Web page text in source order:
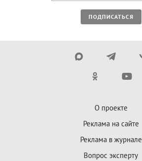
ПОДПИСАТЬСЯ
О проекте
Реклама на сайте
Реклама в журнале
Вопрос эксперту